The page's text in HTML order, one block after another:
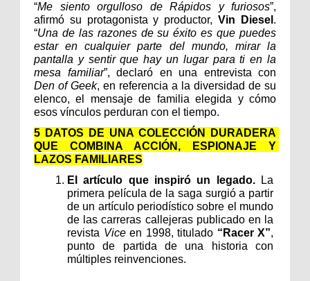
“Me siento orgulloso de Rápidos y furiosos”,
afirmó su protagonista y productor, Vin Diesel .
“Una de las razones de su éxito es que puedes
estar en cualquier parte del mundo, mirar la
pantalla y sentir que hay un lugar para ti en la
mesa familiar
Den of Geek, en referencia a la diversidad de su
elenco, el mensaje de familia elegida y cómo
esos vínculos perduran con el tiempo.
5 DATOS DE UNA COLECCIÓN DURADERA
QUE COMBINA ACCIÓN, ESPIONAJE Y
LAZOS FAMILIARES
El artículo que inspiró un legado.
La
primera película de la saga surgió a partir
de un artículo periodístico sobre el mundo
de las carreras callejeras publicado en la
revista Vice en 1998, titulado “Racer X”,
punto de partida de una historia con
múltiples reinvenciones.